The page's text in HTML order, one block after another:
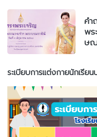
คำ
พร
ษณ
ระเบียบการแต่งกายนักเรียน